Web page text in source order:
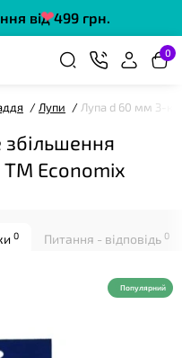
від 499 грн.
0
Лупи Лупа d 60 мм 3-
TM Economix
0 Питання - відповідь 0
Популярний
❤